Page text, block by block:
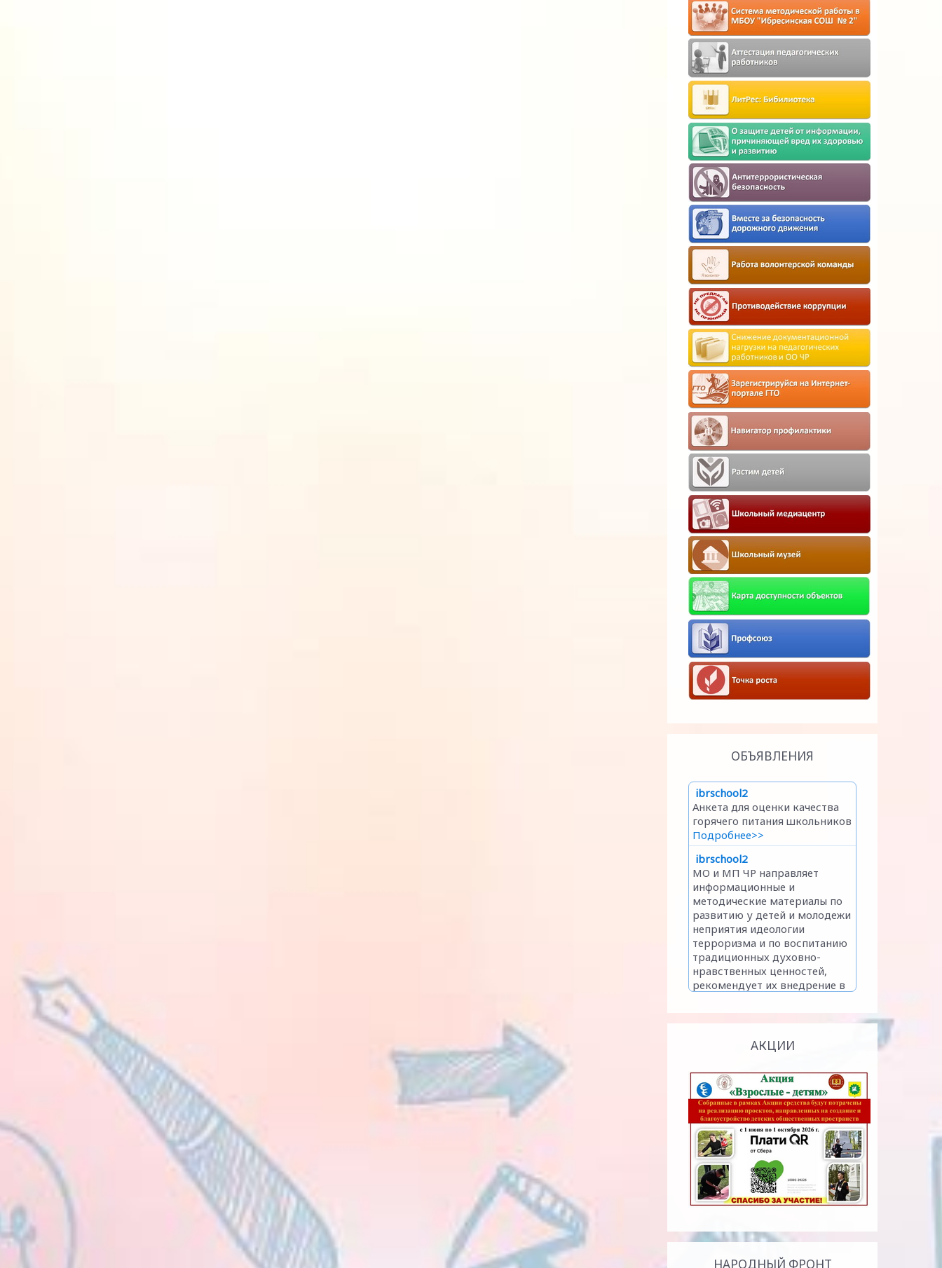
ОБЪЯВЛЕНИЯ
АКЦИИ
НАРОДНЫЙ ФРОНТ